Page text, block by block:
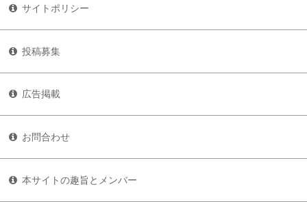
サイトポリシー
投稿募集
広告掲載
お問合わせ
本サイトの趣旨とメンバー